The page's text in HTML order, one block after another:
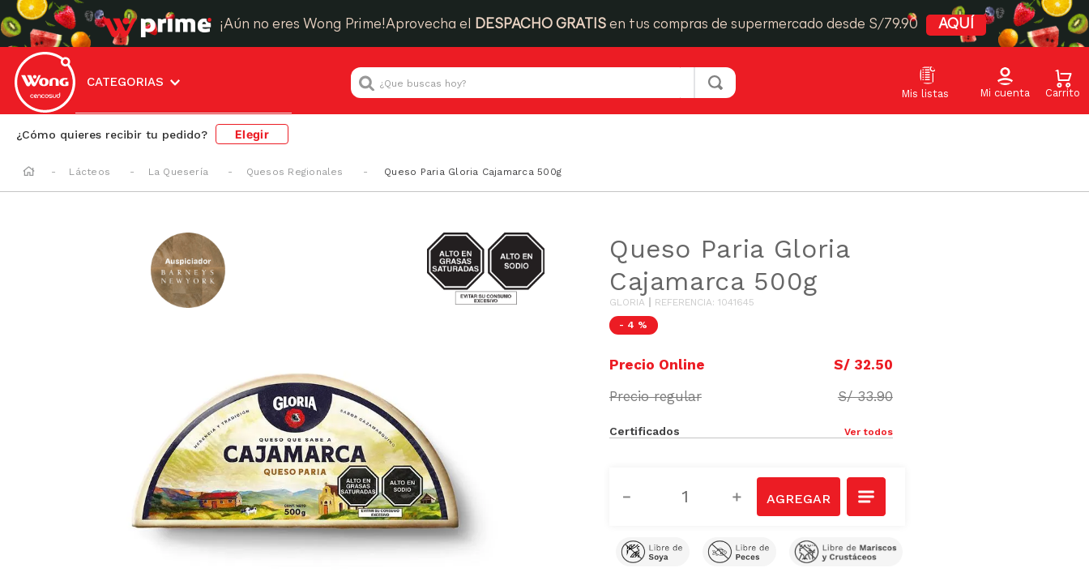
¡Aún no eres Wong Prime!Aprovecha el DESPACHO GRATIS en tus compras de supermercado desde S/79.90 AQUÍ
CATEGORIAS
¿Que buscas hoy?
¿Cómo quieres recibir tu pedido? Elegir
Lácteos La Quesería Quesos Regionales Queso Paria Gloria Cajamarca 500g
SODIO/GRASAS-
SAT
Queso Paria Gloria
Cajamarca 500g
GLORIA REFERENCIA: 1041645
- 4 %
S/ 32.50
S/ 33.90
Certificados Ver todos
＋
－